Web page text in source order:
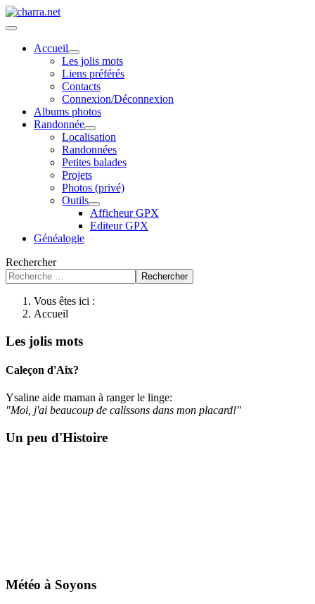
Accueil
Les jolis mots
Liens préférés
Contacts
Connexion/Déconnexion
Albums photos
Randonnée
Localisation
Randonnées
Petites balades
Projets
Photos (privé)
Outils
Afficheur GPX
Editeur GPX
Généalogie
Rechercher
Rechercher
Vous êtes ici :
Accueil
Les jolis mots
Caleçon d'Aix?
Ysaline aide maman à ranger le linge:
"Moi, j'ai beaucoup de calissons dans mon placard!"
Un peu d'Histoire
Météo à Soyons